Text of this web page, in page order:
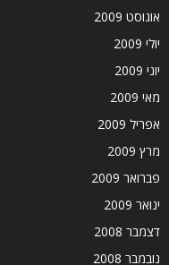
אוגוסט 2009
יולי 2009
יוני 2009
מאי 2009
אפריל 2009
מרץ 2009
פברואר 2009
ינואר 2009
דצמבר 2008
נובמבר 2008